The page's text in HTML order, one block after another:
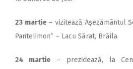
23 martie– vizitează Aşezământul
Pantelimon” – Lacu Sărat, Brăila.
24 martie – prezidează, la